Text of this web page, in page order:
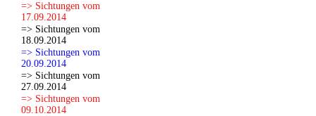
=> Sichtungen vom
17.09.2014
=> Sichtungen vom
18.09.2014
=> Sichtungen vom
20.09.2014
=> Sichtungen vom
27.09.2014
=> Sichtungen vom
09.10.2014